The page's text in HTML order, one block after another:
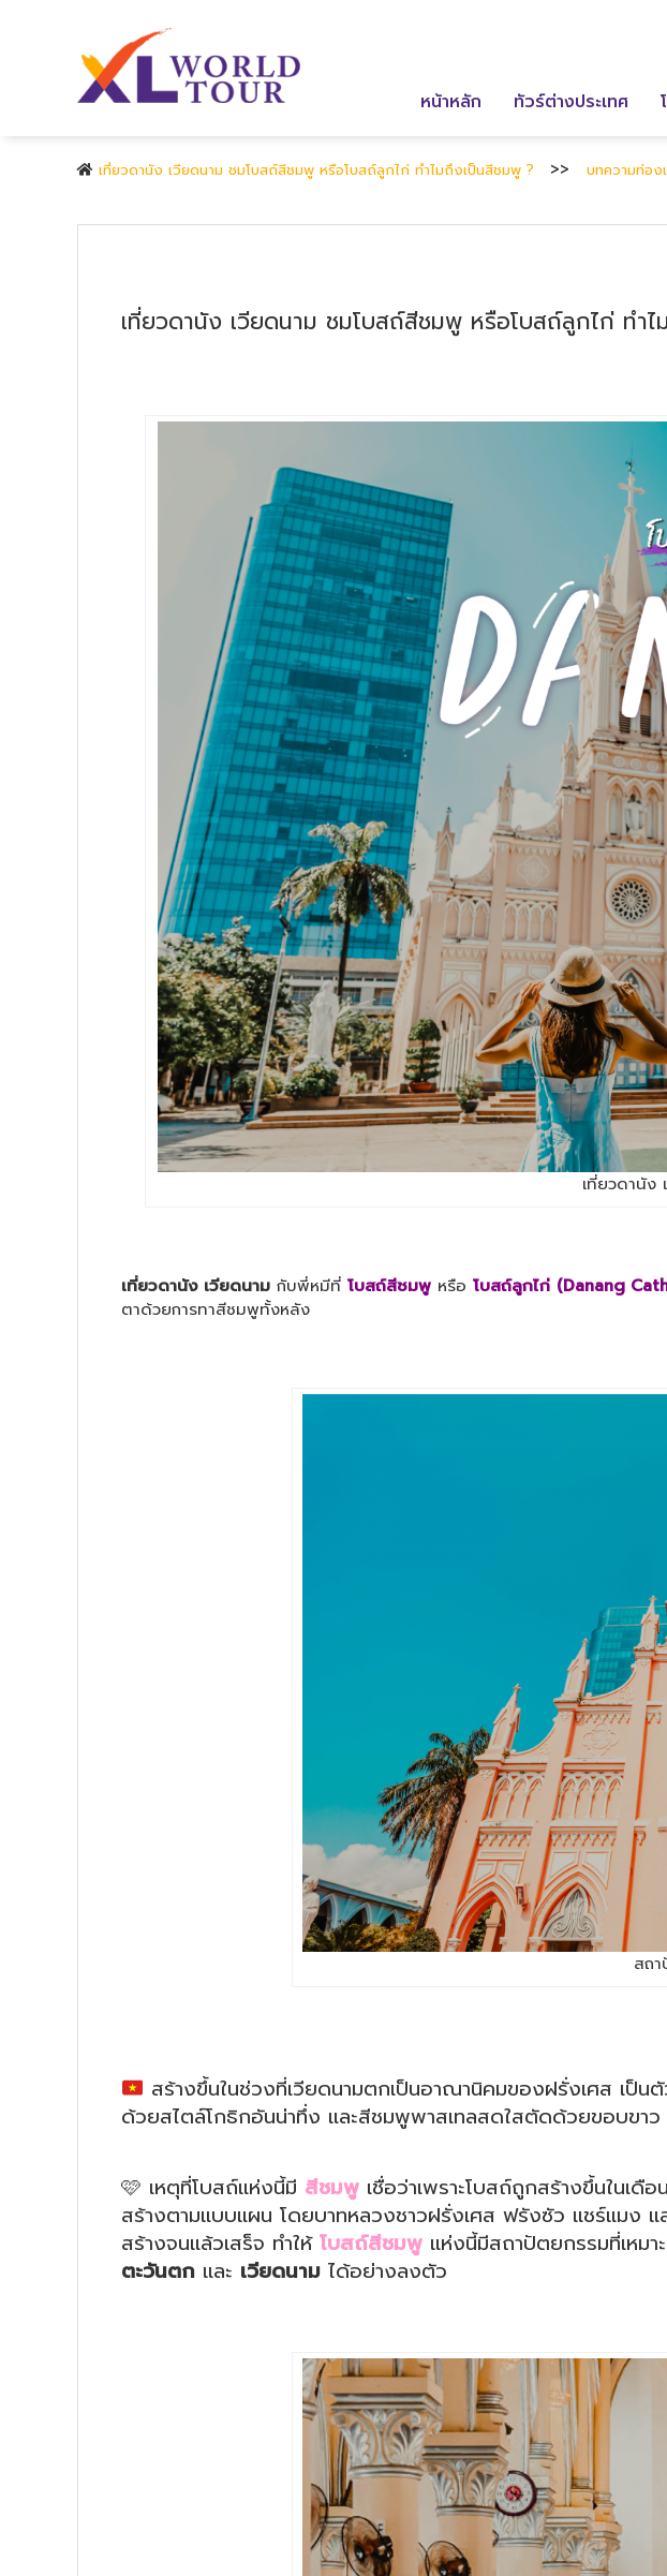
หน้าหลัก ทัวร์ต่างประเทศ
เที่ยวดานัง เวียดนาม ชมโบสถ์สีชมพู หรือโบสถ์ลูกไก่ ทำไมถึงเป็นสีชมพู ? บทความท่อง
เที่ยวดานัง เวียดนาม ชมโบสถ์สีชมพู หรือโบสถ์ลูกไก่ ทำ
เที่ยวดานัง
เที่ยวดานัง เวียดนาม กับพี่หมีที่ โบสถ์สีชมพู หรือ โบสถ์ลูกไก่ (Danang
ตาด้วยการทาสีชมพูทั้งหลัง
สถ
สร้างขึ้นในช่วงที่เวียดนามตกเป็นอาณานิคมของฝรั่งเศส เป็
ด้วยสไตล์โกธิกอันน่าทึ่ง และสีชมพูพาสเทลสดใสตัดด้วยขอบขาว
🩷 เหตุที่โบสถ์แห่งนี้มี สีชมพู เชื่อว่าเพราะโบสถ์ถูกสร้างขึ้นใน
สร้างตามแบบแผน โดยบาทหลวงชาวฝรั่งเศส ฟรังซัว แชร์แมง
สร้างจนแล้วเสร็จ ทำให้โบสถ์สีชมพู แห่งนี้มีสถาปัตยกรรมที่เห
ตะวันตก และ เวียดนาม ได้อย่างลงตัว